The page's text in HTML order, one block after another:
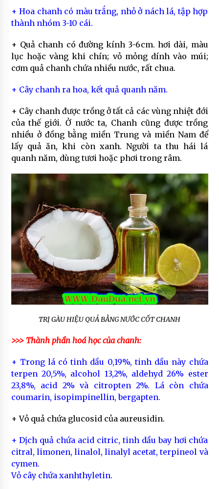
+ Hoa chanh có màu trắng, nhỏ ở nách lá, tập hợp
thành nhóm 3-10 cái.
+ Quả chanh có đường kính 3-6cm. hơi dài, màu
lục hoặc vàng khi chín; vỏ mỏng dính vào múi;
cơm quả chanh chứa nhiều nước, rất chua.
+ Cây chanh ra hoa, kết quả quanh năm.
+ Cây chanh được trồng ở tất cả các vùng nhiệt đới
của thế giới. Ở nước ta, Chanh cũng được trồng
nhiều ở đồng bằng miền Trung và miền Nam để
lấy quả ăn, khi còn xanh. Người ta thu hái lá
quanh năm, dùng tươi hoặc phơi trong râm.
TRỊ GÀU HIỆU QUẢ BẰNG NƯỚC CỐT CHANH
>>> Thành phần hoá học của chanh:
+ Trong lá có tinh dầu 0,19%, tinh dầu này chứa
terpen 20,5%, alcohol 13,2%, aldehyd 26% ester
23,8%, acid 2% và citropten 2%. Lá còn chứa
coumarin, isopimpinellin, bergapten.
+ Vỏ quả chứa glucosid của aureusidin.
+ Dịch quả chứa acid citric, tinh dầu bay hơi chứa
citral, limonen, linalol, linalyl acetat, terpineol và
cymen.
Vỏ cây chứa xanhthyletin.